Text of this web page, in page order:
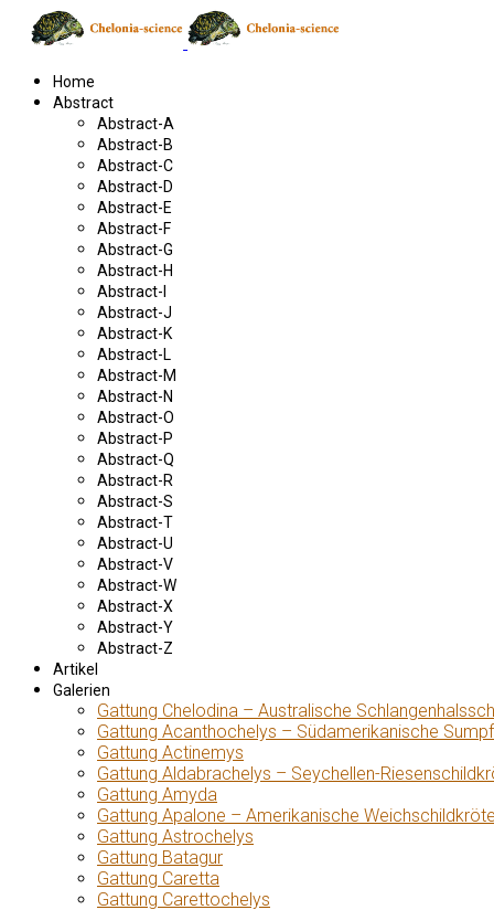
Home
Abstract
Abstract-A
Abstract-B
Abstract-C
Abstract-D
Abstract-E
Abstract-F
Abstract-G
Abstract-H
Abstract-I
Abstract-J
Abstract-K
Abstract-L
Abstract-M
Abstract-N
Abstract-O
Abstract-P
Abstract-Q
Abstract-R
Abstract-S
Abstract-T
Abstract-U
Abstract-V
Abstract-W
Abstract-X
Abstract-Y
Abstract-Z
Artikel
Galerien
Gattung Chelodina – Australische
Gattung Acanthochelys – Südamerikanische
Gattung Actinemys
Gattung Aldabrachelys – Seychellen-
Gattung Amyda
Gattung Apalone – Amerikanische
Gattung Astrochelys
Gattung Batagur
Gattung Caretta
Gattung Carettochelys